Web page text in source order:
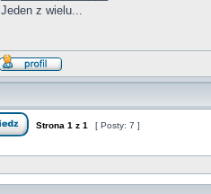
Jeden z wielu...
Strona 1 z 1 [ Posty: 7 ]